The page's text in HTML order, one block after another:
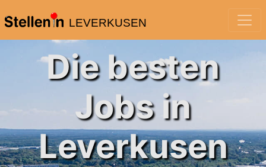
LEVERKUSEN
Die besten
Jobs in
Leverkusen